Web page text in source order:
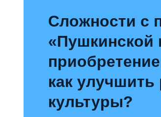
Сложности с
«Пушкинской
как
культуры?